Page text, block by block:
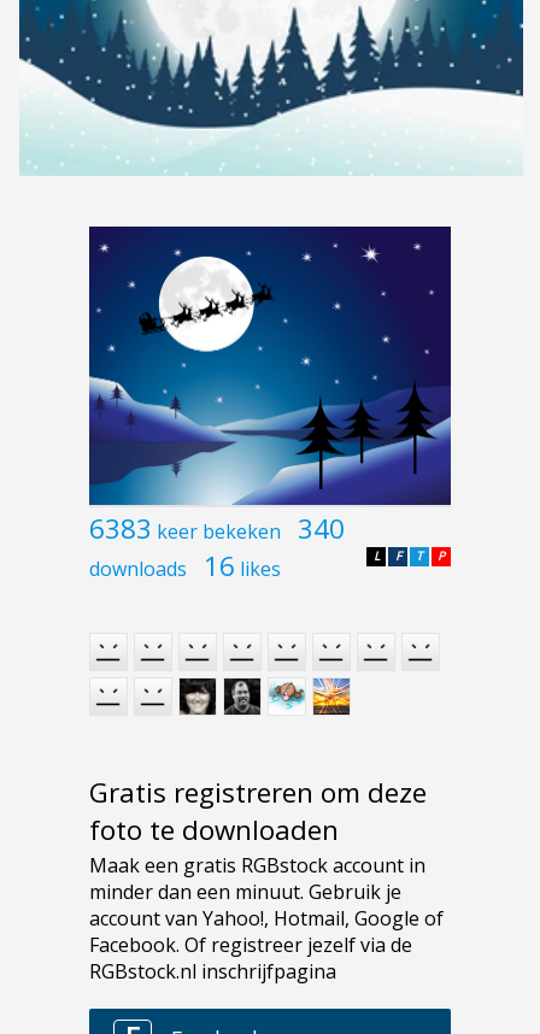
6383 keer bekeken 340
downloads 16 likes P
T
F
L
Gratis registreren om deze
foto te downloaden